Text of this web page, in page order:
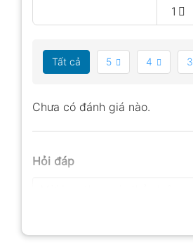
1
Tất cả 5 4 3
Chưa có đánh giá nào.
Hỏi đáp